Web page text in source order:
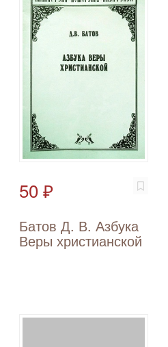
50 ₽
Батов Д. В. Азбука
Веры христианской